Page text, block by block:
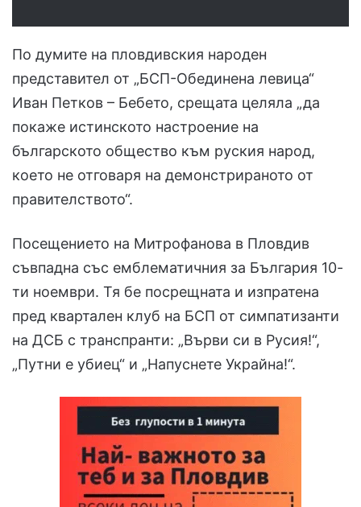
По думите на пловдивския народен
представител от „БСП-Обединена левица“
Иван Петков – Бебето, срещата целяла „да
покаже истинското настроение на
българското общество към руския народ,
което не отговаря на демонстрираното от
правителството“.
Посещението на Митрофанова в Пловдив
съвпадна със емблематичния за България 10-
ти ноември. Тя бе посрещната и изпратена
пред квартален клуб на БСП от симпатизанти
на ДСБ с транспранти: „Върви си в Русия!“,
„Путни е убиец“ и „Напуснете Украйна!“.